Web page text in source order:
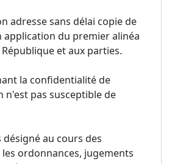
adresse sans délai copie de
application du premier alinéa
et aux parties.
la confidentialité de
pas susceptible de
au cours des
ordonnances, jugements